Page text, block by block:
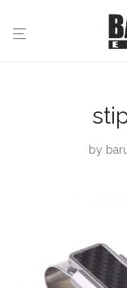
by